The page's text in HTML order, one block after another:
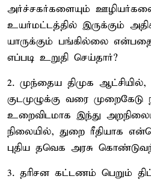
அர்ச்சகர்களையும்
உயர்மட்டத்தில் இருக்கும்
யாருக்கும் பங்கில்லை
எப்படி உறுதி செய்தார்?
2. முந்தைய திமுக
குடமுழுக்கு வரை
உறைவிடமாக இந்து
நிலையில், துறை ரீதியாக
புதிய தவெக அரசு
3. தரிசன கட்டணம் பெறும்